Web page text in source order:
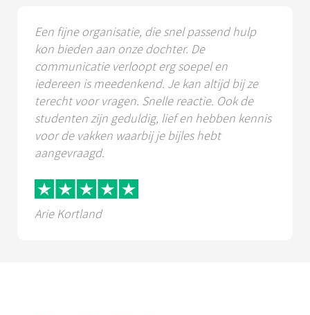
Een fijne organisatie, die snel passend hulp
kon bieden aan onze dochter. De
communicatie verloopt erg soepel en
iedereen is meedenkend. Je kan altijd bij ze
terecht voor vragen. Snelle reactie. Ook de
studenten zijn geduldig, lief en hebben kennis
voor de vakken waarbij je bijles hebt
aangevraagd.
Arie Kortland